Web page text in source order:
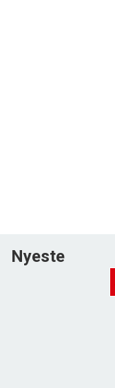
Nyeste